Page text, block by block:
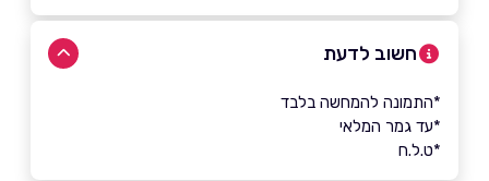
חשוב לדעת
*התמונה להמחשה בלבד
*עד גמר המלאי
*ט.ל.ח